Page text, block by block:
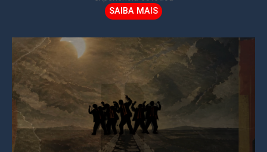
SAIBA MAIS